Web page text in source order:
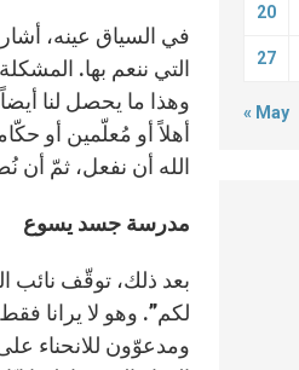
في السياق عينه، أشار
التي ننعم بها.
وهذا ما يحصل لنا
أهلاً أو مُعلّمين أو
الله أن نفعل، ثمّ أن
مدرسة جسد يسوع
بعد ذلك، توقّف نائب
لكم”. وهو لا يرانا
ومدعوّون للانحناء
20
27
« May